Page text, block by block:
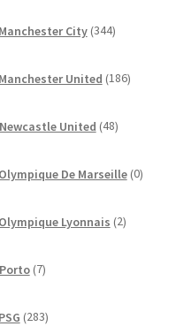
City 344izdelkov
United 186izdelkov
United 48izdelkov
De Marseille 0
Lyonnais 2izdelka
7izdelkov
283izdelkov